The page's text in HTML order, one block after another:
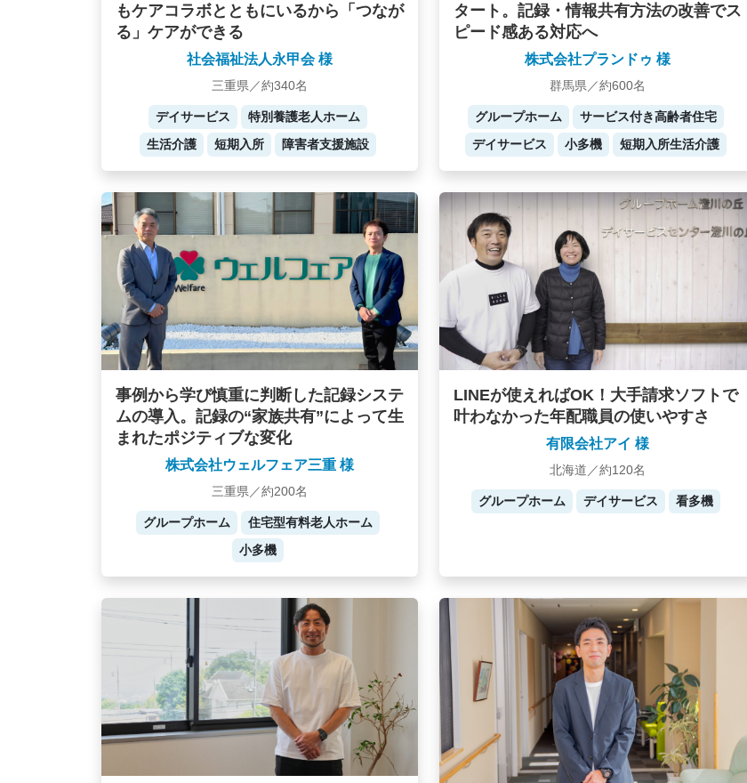
もケアコラボとともにいるから「つなが
る」ケアができる
社会福祉法人永甲会 様
三重県／約340名
デイサービス
特別養護老人ホーム
生活介護
短期入所 障害者支援施設
タート。記録・情報共有方法の改善でス
ピード感ある対応へ
株式会社プランドゥ 様
群馬県／約600名
グループホーム
サービス付き高齢者住宅
デイサービス
小多機 短期入所生活介護
事例から学び慎重に判断した記録システ
ムの導入。記録の“家族共有”によって生
まれたポジティブな変化
株式会社ウェルフェア三重 様
三重県／約200名
グループホーム
住宅型有料老人ホーム
小多機
LINEが使えればOK！大手請求ソフトで
叶わなかった年配職員の使いやすさ
有限会社アイ 様
北海道／約120名
グループホーム デイサービス 看多機